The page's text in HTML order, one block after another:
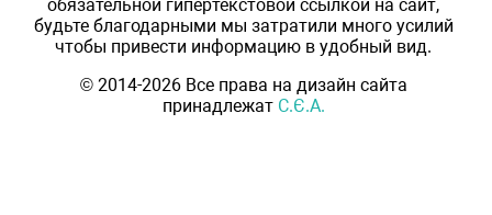
обязательной гипертекстовой ссылкой на сайт,
будьте благодарными мы затратили много усилий
чтобы привести информацию в удобный вид.
© 2014-2026 Все права на дизайн сайта
принадлежат С.Є.А.